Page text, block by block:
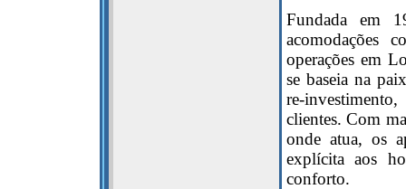
Fundada em
acomodações
operações em
se baseia na
re-
clientes. Com
onde atua, os
explícita aos
conforto.